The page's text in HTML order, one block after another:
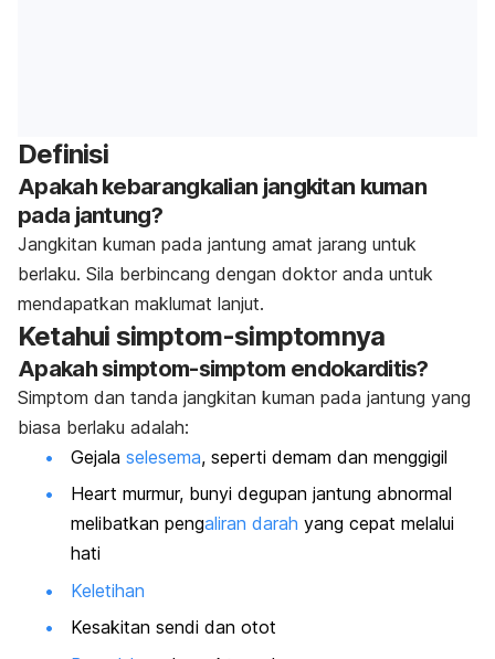
Definisi
Apakah kebarangkalian jangkitan kuman
pada jantung?
Jangkitan kuman pada jantung amat jarang untuk
berlaku. Sila berbincang dengan doktor anda untuk
mendapatkan maklumat lanjut.
Ketahui simptom-simptomnya
Apakah simptom-simptom endokarditis?
Simptom dan tanda jangkitan kuman pada jantung yang
biasa berlaku adalah:
Gejala selesema, seperti demam dan menggigil
Heart murmur, bunyi degupan jantung abnormal
melibatkan pengaliran darah yang cepat melalui
hati
Keletihan
Kesakitan sendi dan otot